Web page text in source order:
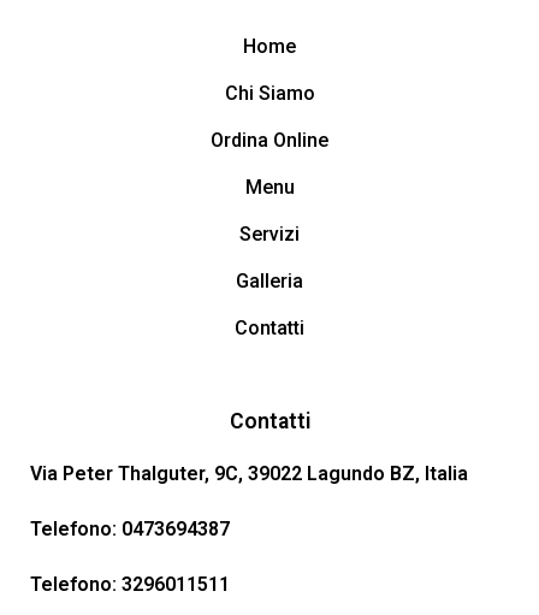
Home
Chi Siamo
Ordina Online
Menu
Servizi
Galleria
Contatti
Contatti
Via Peter Thalguter, 9C, 39022 Lagundo BZ, Italia
Telefono: 0473694387
Telefono: 3296011511